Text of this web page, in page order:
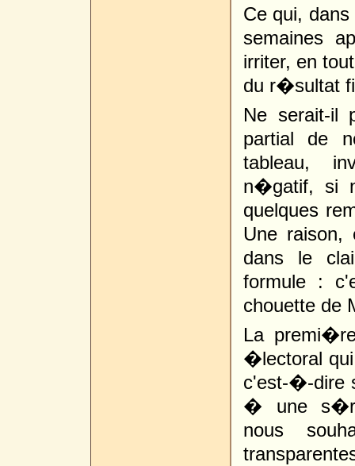
Ce qui,
semaines
irriter, en
du r�sultat
Ne serait-il
partial de
tableau,
n�gatif, si
quelques
Une raison,
dans le
formule :
chouette de
La
�lectoral
c'est-�-dire
� une
nous